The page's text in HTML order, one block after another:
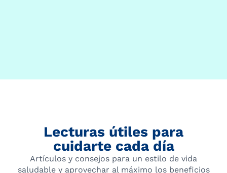
Lecturas útiles para
cuidarte cada día
Artículos y consejos para un estilo de vida
saludable y aprovechar al máximo los beneficios